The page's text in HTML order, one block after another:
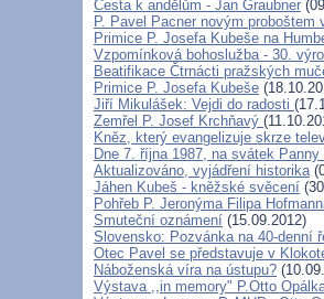
Cesta k andělům - Jan Graubner
P. Pavel Pacner novým proboštem
Primice P. Josefa Kubeše na
Vzpomínková bohoslužba - 30.
Beatifikace Čtrnácti pražských
Primice P. Josefa Kubeše
Jiří Mikulášek: Vejdi do radosti
Zemřel P. Josef Krchňavý
Kněz, který evangelizuje skrze
Dne 7. října 1987, na svátek
Aktualizováno, vyjádření historika
Jáhen Kubeš - kněžské svěcení
Pohřeb P. Jeronýma Filipa
Smuteční oznámení (15.09.2012)
Slovensko: Pozvánka na 40-denní
Otec Pavel se představuje v
Náboženská víra na ústupu?
Výstava ,,in memory" P.Otto